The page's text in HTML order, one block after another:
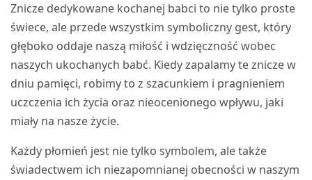
Znicze dedykowane kochanej babci to nie tylko proste
świece, ale przede wszystkim symboliczny gest, który
głęboko oddaje naszą miłość i wdzięczność wobec
naszych ukochanych babć. Kiedy zapalamy te znicze w
dniu pamięci, robimy to z szacunkiem i pragnieniem
uczczenia ich życia oraz nieocenionego wpływu, jaki
miały na nasze życie.
Każdy płomień jest nie tylko symbolem, ale także
świadectwem ich niezapomnianej obecności w naszym